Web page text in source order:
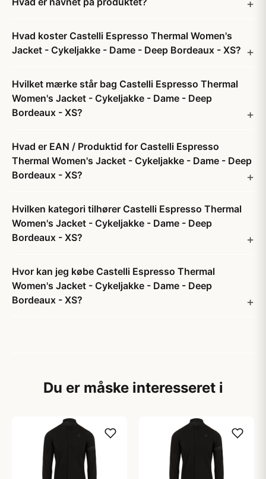
Hvad koster Castelli Espresso Thermal Women's
Jacket - Cykeljakke - Dame - Deep Bordeaux - XS?
Hvilket mærke står bag Castelli Espresso Thermal
Women's Jacket - Cykeljakke - Dame - Deep
Bordeaux - XS?
Hvad er EAN / Produktid for Castelli Espresso
Thermal Women's Jacket - Cykeljakke - Dame - Deep
Bordeaux - XS?
Hvilken kategori tilhører Castelli Espresso Thermal
Women's Jacket - Cykeljakke - Dame - Deep
Bordeaux - XS?
Hvor kan jeg købe Castelli Espresso Thermal
Women's Jacket - Cykeljakke - Dame - Deep
Bordeaux - XS?
Du er måske interesseret i